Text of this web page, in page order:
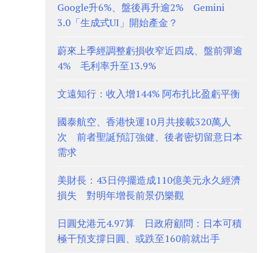
Google升6%、盤後再升逾2% Gemini
3.0「生成式UI」開始產金？
蔚來上季經調整虧損收窄近四成、盤前彈逾
4% 毛利率升至13.9%
文遠知行：收入增144% 阿布扎比盈虧平衡
國泰航空、香港快運10月共接載320萬人
次 前者聖誕預訂強健、後者密切留意日本
需求
美財長：43日停擺造成110億美元永久經濟
損失 對明年增長前景仍樂觀
日圓兌港元4.97算 日政府顧問：日本可積
極干預支撐日圓、或跌至160前就出手